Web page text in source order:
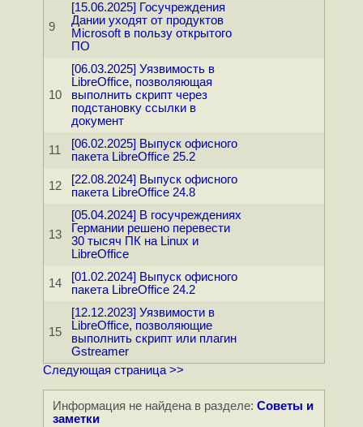
9
[15.06.2025] Госучреждения
Дании уходят от продуктов
Microsoft в пользу открытого
ПО
10
[06.03.2025] Уязвимость в
LibreOffice, позволяющая
выполнить скрипт через
подстановку ссылки в
документ
11
[06.02.2025] Выпуск офисного
пакета LibreOffice 25.2
12
[22.08.2024] Выпуск офисного
пакета LibreOffice 24.8
13
[05.04.2024] В госучреждениях
Германии решено перевести
30 тысяч ПК на Linux и
LibreOffice
14
[01.02.2024] Выпуск офисного
пакета LibreOffice 24.2
15
[12.12.2023] Уязвимости в
LibreOffice, позволяющие
выполнить скрипт или плагин
Gstreamer
Следующая страница >>
Информация не найдена в разделе: Советы и
заметки